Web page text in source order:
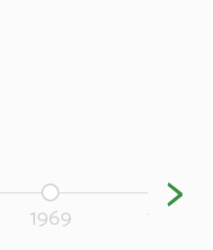
1969 1970>